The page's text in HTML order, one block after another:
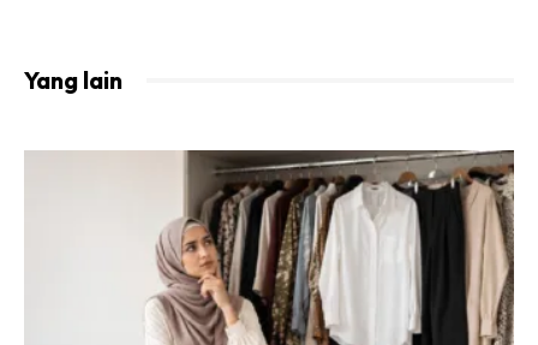
Dengan pematuhan SOP yang ketat, pemakaian pelitup
muka dan penjarakan sosial sepanjang majlis berlangsung,
malam pengiktirafan dengan kehadiran tetamu seramai
100 orang ini turut diserikan persembahan artis terkemuka
Malaysia, Noryn Aziz dan Erni Zakri dan akan dihoskan oleh
Yang lain